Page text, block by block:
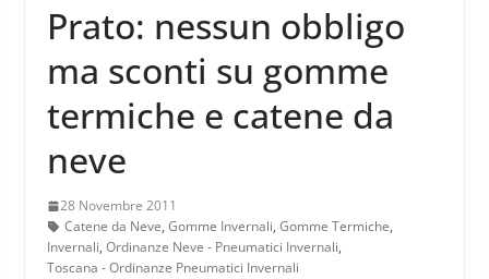
Prato: nessun obbligo
ma sconti su gomme
termiche e catene da
neve
28 Novembre 2011
Catene da Neve, Gomme Invernali, Gomme Termiche,
Invernali, Ordinanze Neve - Pneumatici Invernali,
Toscana - Ordinanze Pneumatici Invernali